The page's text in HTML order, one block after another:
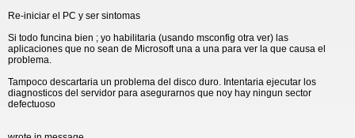
Re-iniciar el PC y ser sintomas
Si todo funcina bien ; yo habilitaria (usando msconfig otra ver) las
aplicaciones que no sean de Microsoft una a una para ver la que causa el
problema.
Tampoco descartaria un problema del disco duro. Intentaria ejecutar los
diagnosticos del servidor para asegurarnos que noy hay ningun sector
defectuoso